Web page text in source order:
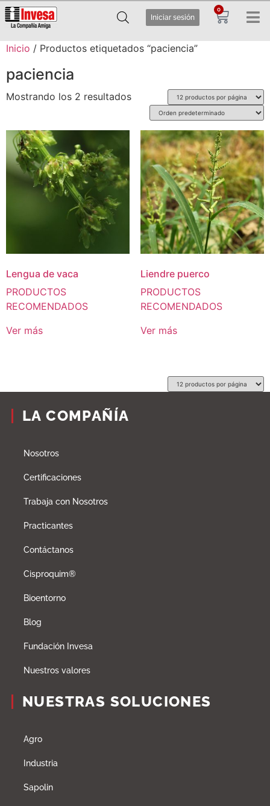
Iniciar sesión
0
Inicio / Productos etiquetados “paciencia”
paciencia
Mostrando los 2 resultados
Lengua de vaca
PRODUCTOS
RECOMENDADOS
Ver más
Liendre puerco
PRODUCTOS
RECOMENDADOS
Ver más
LA COMPAÑÍA
Nosotros
Certificaciones
Trabaja con Nosotros
Practicantes
Contáctanos
Cisproquim®
Bioentorno
Blog
Fundación Invesa
Nuestros valores
NUESTRAS SOLUCIONES
Agro
Industria
Sapolin